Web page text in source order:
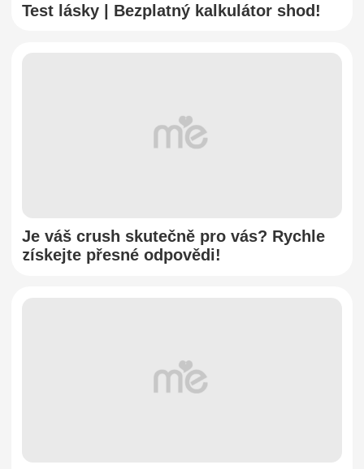
Test lásky | Bezplatný kalkulátor shod!
Je váš crush skutečně pro vás? Rychle
získejte přesné odpovědi!